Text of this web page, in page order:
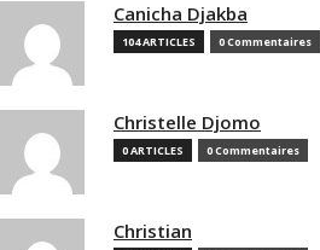
Canicha Djakba
104 ARTICLES 0 Commentaires
Christelle Djomo
0 ARTICLES 0 Commentaires
Christian